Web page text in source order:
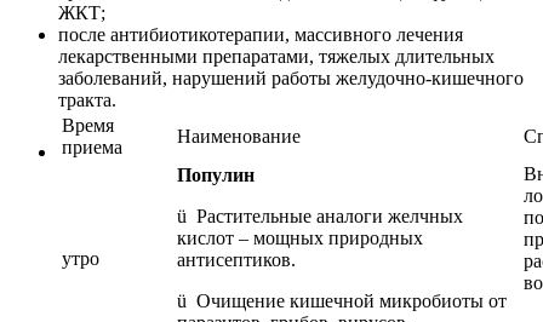
ЖКТ;
после антибиотикотерапии, массивного лечения
лекарственными препаратами, тяжелых длительных
заболеваний, нарушений работы желудочно-кишечного
тракта.
Время
приема
Наименование
утро
Популин
ü Растительные аналоги желчных
кислот – мощных природных
антисептиков.
ü Очищение кишечной микробиоты от